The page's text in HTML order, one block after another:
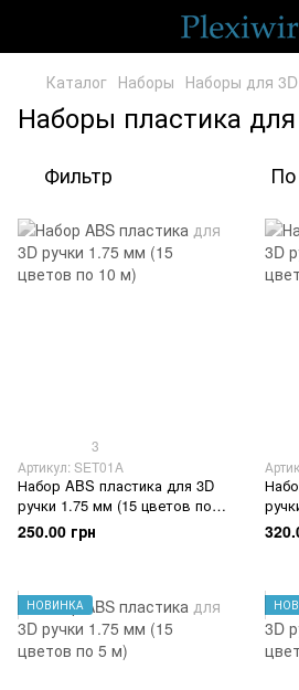
Каталог Наборы Наборы для
Наборы пластика
Фильтр
3
Артикул: SET01A
Набор ABS пластика для 3D
ручки 1.75 мм (15 цветов по
10 м)
250.00 грн
10 м)
НОВИНКА